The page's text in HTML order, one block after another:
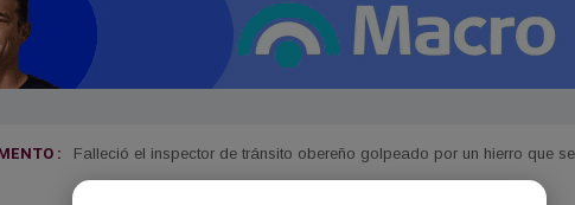
: Falleció el inspector de tránsito obereño golpeado por un hierro que